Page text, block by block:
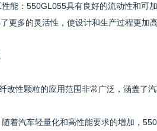
能：550GL055具有良好的流动性和可
更多的灵活性，使设计和生产过程更加
改性颗粒的应用范围非常广泛，涵盖了
着汽车轻量化和高性能要求的增加，